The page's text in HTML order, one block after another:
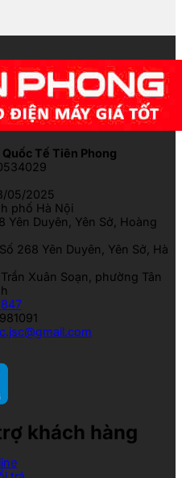
Tế Tiên Phong
05/2025
phố Hà Nội
Yên Duyên, Yên Sở, Hoàng
Số 268 Yên Duyên, Yên Sở, Hà
Xuân Soạn, phường Tân
khách hàng